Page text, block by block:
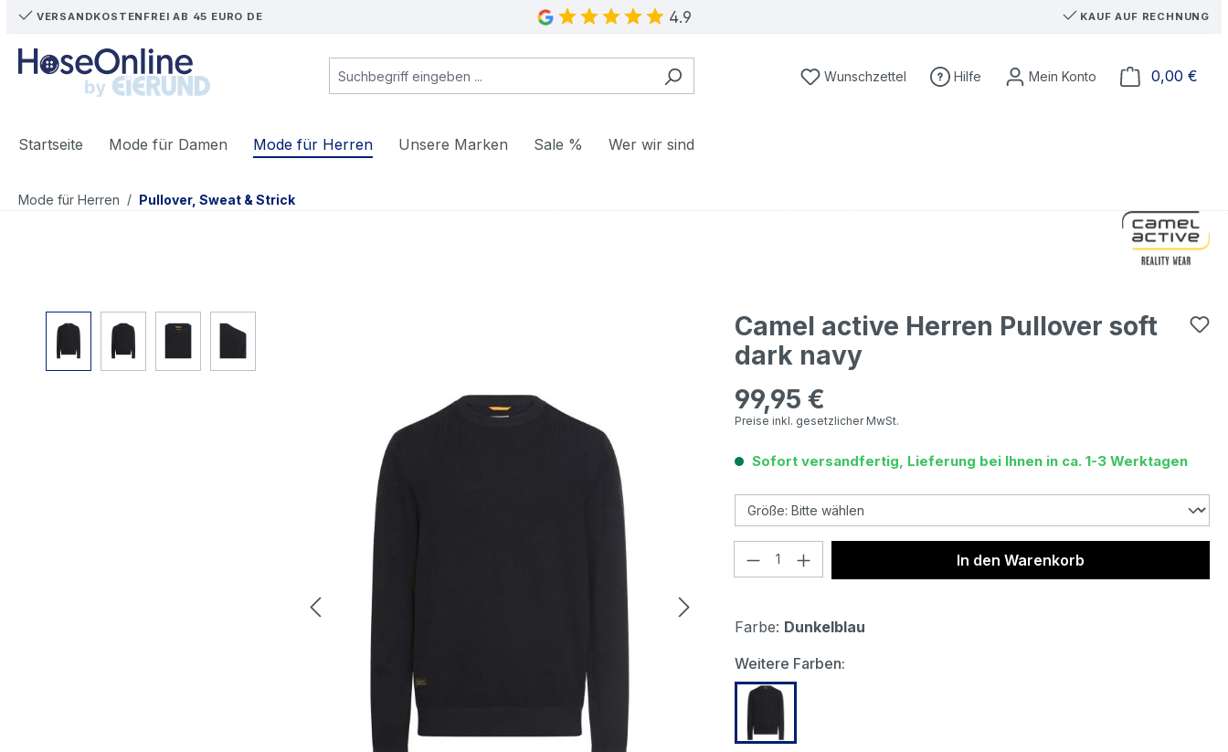
Hauptinhalt springen
Zur Suche springen
Zur Hauptnavigation springen
VERSANDKOSTENFREI AB 45 EURO DE 4.9 KAUF AUF RECHNUNG
Du hast 0 Produkte auf dem Merkzettel
Wunschzettel Hilfe 0,00 €
Startseite Mode für Damen Mode für Herren Unsere Marken Sale % Wer wir sind
Mode für Herren / Pullover, Sweat & Strick
Bildergalerie überspringen
Camel active Herren Pullover soft
dark navy
Regulärer Preis:
99,95 €
Preise inkl. gesetzlicher MwSt.
Sofort versandfertig, Lieferung bei Ihnen in ca. 1-3 Werktagen
Produkt Anzahl: Gib den gewünschten Wert
In den Warenkorb
Farbe: Dunkelblau
Weitere Farben:
Camel active Herren Pullover soft dark navy